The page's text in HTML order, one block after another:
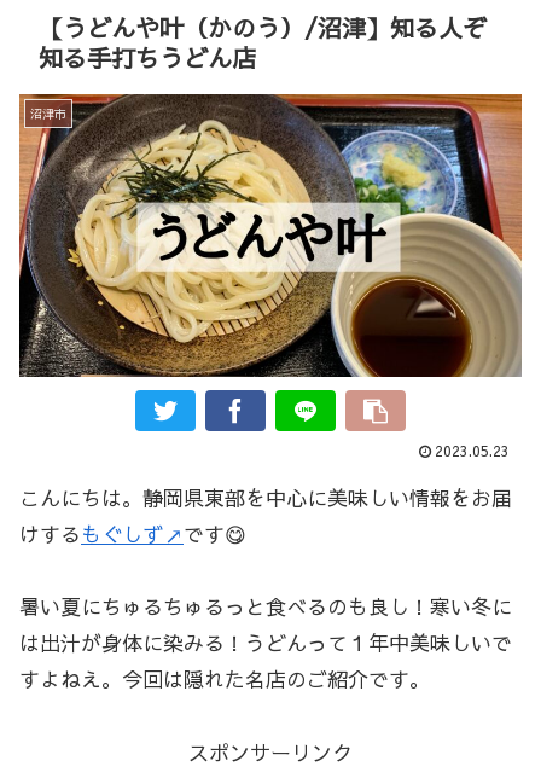
【うどんや叶（かのう）/沼津】知る人ぞ
知る手打ちうどん店
沼津市
2023.05.23
こんにちは。静岡県東部を中心に美味しい情報をお届
けするもぐしず↗です😋
暑い夏にちゅるちゅるっと食べるのも良し！寒い冬に
は出汁が身体に染みる！うどんって１年中美味しいで
すよねえ。今回は隠れた名店のご紹介です。
スポンサーリンク